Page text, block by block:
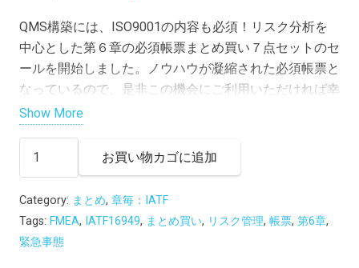
価
格
は
¥27,000
た。
の
価
格
は
す。
QMS構築には、ISO9001の内容も必須！リスク分析を
中心とした第６章の必須帳票まとめ買い７点セットのセ
ールを開始しました。ノウハウが凝縮された必須帳票と
なっているので、是非この機会にご利用いただければ幸
いです。お支払い完了後、ダウンロード可能になりま
Show More
ポ
ー
ト
お買い物カゴに追加
Category: まとめ, 章毎：IATF
Tags: FMEA, IATF16949, まとめ買い, リスク管理, 帳票, 第6章,
緊急事態